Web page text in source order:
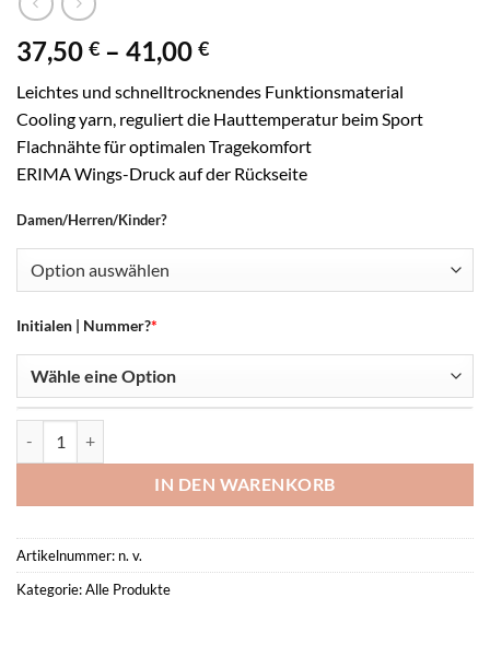
37,50 € – 41,00 €Preisspanne:
bis
41,00 €
Leichtes und schnelltrocknendes Funktionsmaterial
Cooling yarn, reguliert die Hauttemperatur beim Sport
Flachnähte für optimalen Tragekomfort
ERIMA Wings-Druck auf der Rückseite
Damen/Herren/Kinder?
*
Initialen | Nummer?
IN DEN WARENKORB
Artikelnummer: n. v.
Kategorie:Alle Produkte